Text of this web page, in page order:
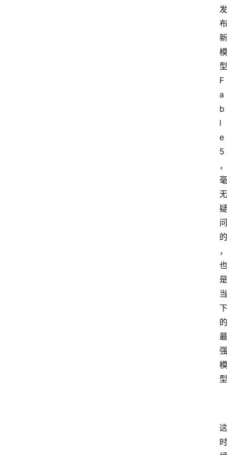
发
布
新
模
型
F
a
b
l
e
5
，
毫
无
疑
问
的
，
也
是
当
下
的
最
强
模
型
这
时